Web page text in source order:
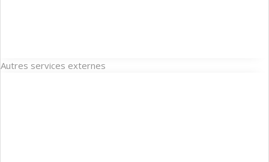
Autres services externes